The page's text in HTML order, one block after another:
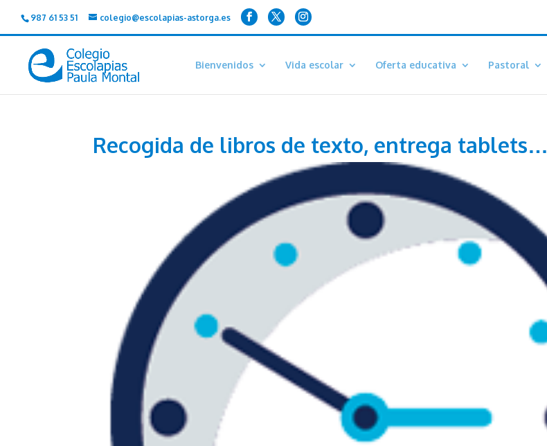
987 61 53 51 colegio@escolapias-astorga.es
Bienvenidos Vida escolar Oferta educativa Pastoral
Recogida de libros de texto, entrega tablets…